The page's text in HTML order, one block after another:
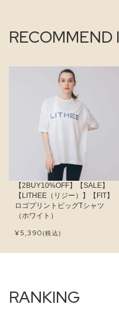
RECOMMEND
【2BUY10%OFF】【SALE】
【LITHEE（リジー）】【FIT】
ロゴプリントビッグTシャツ
（ホワイト）
¥5,390(税込)